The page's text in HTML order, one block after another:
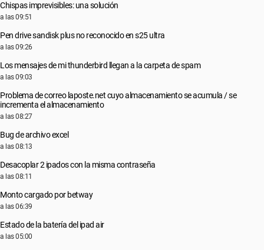
Chispas imprevisibles: una solución
a las 09:51
Pen drive sandisk plus no reconocido en s25 ultra
a las 09:26
Los mensajes de mi thunderbird llegan a la carpeta de spam
a las 09:03
Problema de correo laposte.net cuyo almacenamiento se acumula / se
incrementa el almacenamiento
a las 08:27
Bug de archivo excel
a las 08:13
Desacoplar 2 ipados con la misma contraseña
a las 08:11
Monto cargado por betway
a las 06:39
Estado de la batería del ipad air
a las 05:00